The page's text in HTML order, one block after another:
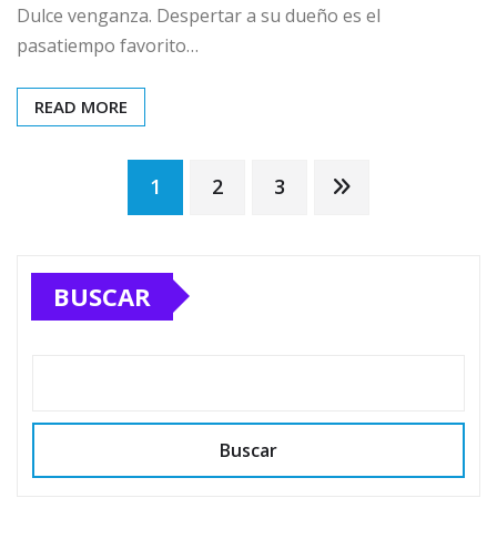
Dulce venganza. Despertar a su dueño es el
pasatiempo favorito…
READ MORE
pagination
1 2 3
BUSCAR
Buscar